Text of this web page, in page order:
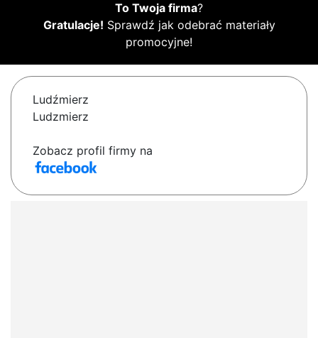
To Twoja firma?
Gratulacje! Sprawdź jak odebrać materiały
promocyjne!
Ludźmierz
Ludzmierz
Zobacz profil firmy na